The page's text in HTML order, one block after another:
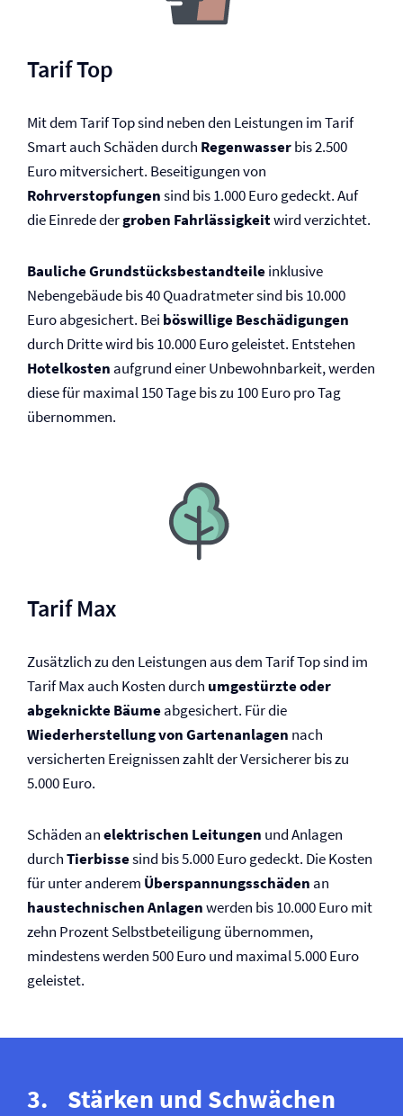
Tarif Top
Mit dem Tarif Top sind neben den Leistungen im Tarif
Smart auch Schäden durch Regenwasserbis 2.500
Euro mitversichert. Beseitigungen von
Rohrverstopfungensind bis 1.000 Euro gedeckt. Auf
die Einrede dergroben Fahrlässigkeitwird verzichtet.
Bauliche Grundstücksbestandteileinklusive
Nebengebäude bis 40 Quadratmeter sind bis 10.000
Euro abgesichert. Bei böswillige Beschädigungen
durch Dritte wird bis 10.000 Euro geleistet. Entstehen
Hotelkosten aufgrund einer Unbewohnbarkeit, werden
diese für maximal 150 Tage bis zu 100 Euro pro Tag
übernommen.
Tarif Max
Zusätzlich zu den Leistungen aus dem Tarif Top sind im
Tarif Max auch Kosten durch umgestürzte oder
abgeknickte Bäumeabgesichert. Für die
Wiederherstellung von Gartenanlagen nach
versicherten Ereignissen zahlt der Versicherer bis zu
5.000 Euro.
Schäden anelektrischen Leitungen und Anlagen
durchTierbissesind bis 5.000 Euro gedeckt. Die Kosten
für unter anderem Überspannungsschäden an
haustechnischen Anlagenwerden bis 10.000 Euro mit
zehn Prozent Selbst­beteiligung übernommen,
mindestens werden 500 Euro und maximal 5.000 Euro
geleistet.
Stärken und Schwächen